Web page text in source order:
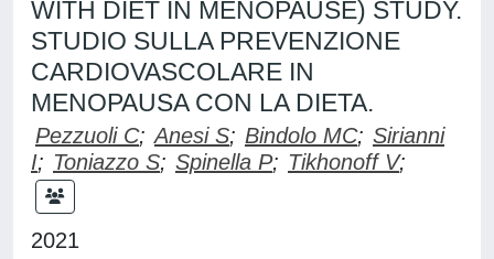
WITH DIET IN MENOPAUSE) STUDY.
STUDIO SULLA PREVENZIONE
CARDIOVASCOLARE IN
MENOPAUSA CON LA DIETA.
Pezzuoli C; Anesi S; Bindolo MC; Sirianni
I; Toniazzo S; Spinella P; Tikhonoff V;
2021